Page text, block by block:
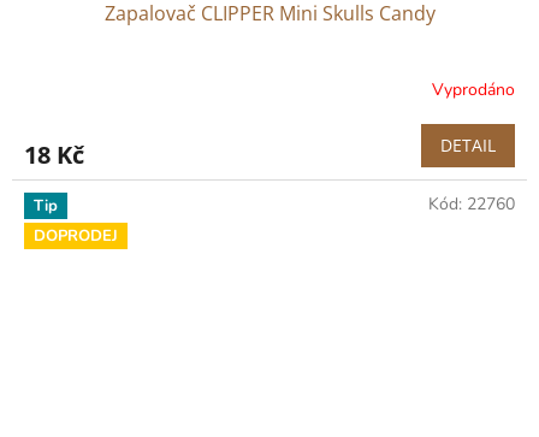
Zapalovač CLIPPER Mini Skulls Candy
Vyprodáno
18 Kč DETAIL
Tip
DOPRODEJ
Kód: 22760